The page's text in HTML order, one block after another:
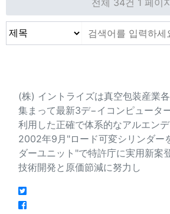
전체 34건 1 페이
(株) イントライズは真空包装産業
集まって最新3デ−イコンピュータ
利用した正確で体系的なアルエンデ
2002年9月"ロード可変シリンダー
ダーユニット"で特許庁に実用新案
技術開発と原価節減に努力し